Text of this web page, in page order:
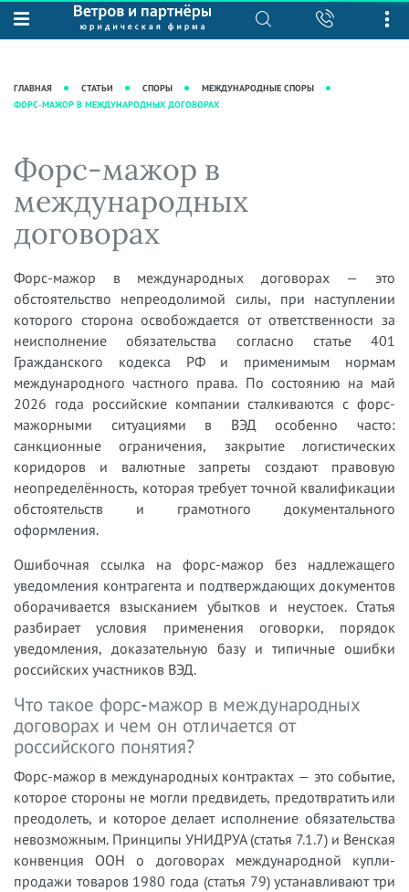
О нас
Рекомендации
Преимущества юридической
фирмы
Кейсы
Вакансии
Юридические услуги
Интеллектуальная собственность
Налоговая практика
Сопровождение бизнеса
Ведение уголовных дел
Защита активов
Ведение дел о банкротстве
База знаний
практики"
Новости
Аудиоподкасты
Видеоподкасты
Справочная
Вопросы-ответы
Вебинары и семинары
Прямые эфиры
ГЛАВНАЯ СТАТЬИ СПОРЫ
МЕЖДУНАРОДНЫЕ СПОРЫ
ФОРС-МАЖОР В МЕЖДУНАРОДНЫХ ДОГОВОРАХ
Форс-мажор в
международных
договорах
Форс-мажор в международных договорах — это
обстоятельство непреодолимой силы, при наступлении
которого сторона освобождается от ответственности за
неисполнение обязательства согласно статье 401
Гражданского кодекса РФ и применимым нормам
международного частного права. По состоянию на май
2026 года российские компании сталкиваются с форс-
мажорными ситуациями в ВЭД особенно часто:
санкционные ограничения, закрытие логистических
коридоров и валютные запреты создают правовую
неопределённость, которая требует точной квалификации
обстоятельств и грамотного документального
оформления.
Ошибочная ссылка на форс-мажор без надлежащего
уведомления контрагента и подтверждающих документов
оборачивается взысканием убытков и неустоек. Статья
разбирает условия применения оговорки, порядок
уведомления, доказательную базу и типичные ошибки
российских участников ВЭД.
Что такое форс-мажор в международных
договорах и чем он отличается от
российского понятия?
Форс-мажор в международных контрактах — это событие,
которое стороны не могли предвидеть, предотвратить или
преодолеть, и которое делает исполнение обязательства
невозможным. Принципы УНИДРУА (статья 7.1.7) и Венская
конвенция ООН о договорах международной купли-
продажи товаров 1980 года (статья 79) устанавливают три